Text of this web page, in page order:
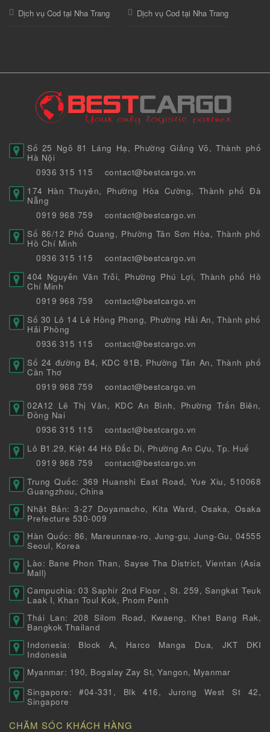
Dịch vụ Cod tại Nha Trang Dịch vụ Cod tại Nha Trang
Số 25 Ngõ 81 Láng Hạ, Phường Giảng Võ, Thành phố
Hà Nội
0936 315 115
contact@bestcargo.vn
174 Hàn Thuyên, Phường Hòa Cường, Thành phố Đà
Nẵng
0919 968 759
contact@bestcargo.vn
Số 86/12 Phổ Quang, Phường Tân Sơn Hòa, Thành phố
Hồ Chí Minh
0936 315 115
contact@bestcargo.vn
404 Nguyễn Văn Trỗi, Phường Phú Lợi, Thành phố Hồ
Chí Minh
0919 968 759
contact@bestcargo.vn
Số 30 Lô 14 Lê Hồng Phong, Phường Hải An, Thành phố
Hải Phòng
0936 315 115
contact@bestcargo.vn
Số 24 đường B4, KDC 91B, Phường Tân An, Thành phố
Cần Thơ
0919 968 759
contact@bestcargo.vn
02A12 Lê Thị Vân, KDC An Bình, Phường Trấn Biên,
Đồng Nai
0936 315 115
contact@bestcargo.vn
Lô B1.29, Kiệt 44 Hồ Đắc Di, Phường An Cựu, Tp. Huế
0919 968 759
contact@bestcargo.vn
Trung Quốc: 369 Huanshi East Road, Yue Xiu, 510068
Guangzhou, China
Nhật Bản: 3-27 Doyamacho, Kita Ward, Osaka, Osaka
Prefecture 530-009
Hàn Quốc: 86, Mareunnae-ro, Jung-gu, Jung-Gu, 04555
Seoul, Korea
Lào: Bane Phon Than, Sayse Tha District, Vientan (Asia
Mall)
Campuchia: 03 Saphir 2nd Floor , St. 259, Sangkat Teuk
Laak I, Khan Toul Kok, Pnom Penh
Thái Lan: 208 Silom Road, Kwaeng, Khet Bang Rak,
Bangkok Thailand
Indonesia: Block A, Harco Manga Dua, JKT DKI
Indonesia
Myanmar: 190, Bogalay Zay St, Yangon, Myanmar
Singapore: #04-331, Blk 416, Jurong West St 42,
Singapore
CHĂM SÓC KHÁCH HÀNG